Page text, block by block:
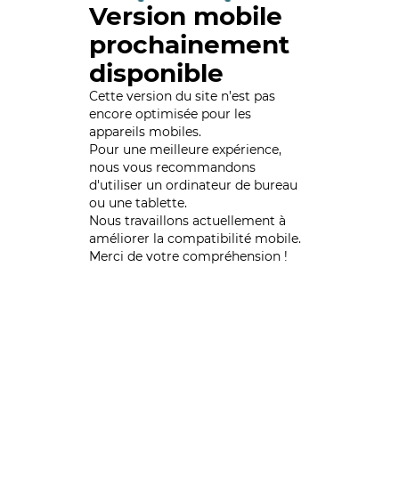
Version mobile
prochainement
disponible
Cette version du site n’est pas
encore optimisée pour les
appareils mobiles.
Pour une meilleure expérience,
nous vous recommandons
d'utiliser un ordinateur de bureau
ou une tablette.
Nous travaillons actuellement à
améliorer la compatibilité mobile.
Merci de votre compréhension !